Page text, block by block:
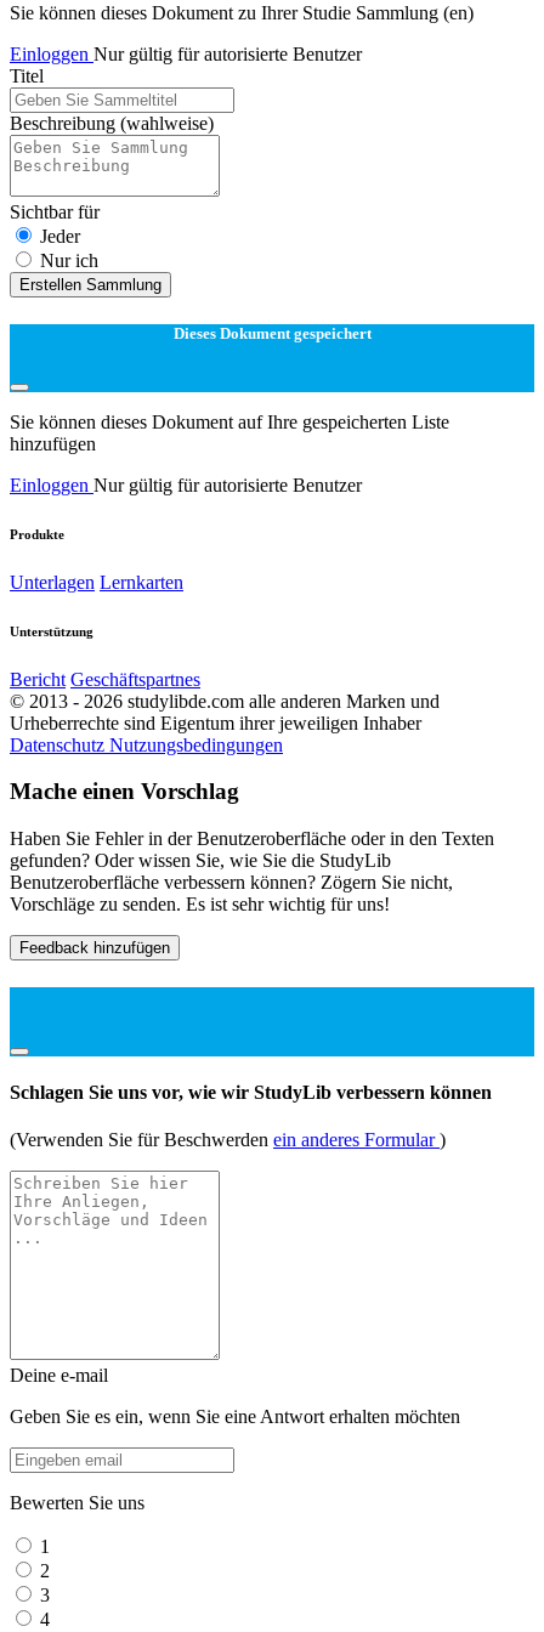
Sie können dieses Dokument zu Ihrer Studie Sammlung (en)
Einloggen Nur gültig für autorisierte Benutzer
Titel
Beschreibung (wahlweise)
Sichtbar für
Jeder
Nur ich
Erstellen Sammlung
Dieses Dokument gespeichert
Sie können dieses Dokument auf Ihre gespeicherten Liste
hinzufügen
Einloggen Nur gültig für autorisierte Benutzer
Produkte
Unterlagen Lernkarten
Unterstützung
Bericht Geschäftspartnes
© 2013 - 2026 studylibde.com alle anderen Marken und
Urheberrechte sind Eigentum ihrer jeweiligen Inhaber
Datenschutz Nutzungsbedingungen
Mache einen Vorschlag
Haben Sie Fehler in der Benutzeroberfläche oder in den Texten
gefunden? Oder wissen Sie, wie Sie die StudyLib
Benutzeroberfläche verbessern können? Zögern Sie nicht,
Vorschläge zu senden. Es ist sehr wichtig für uns!
Feedback hinzufügen
Schlagen Sie uns vor, wie wir StudyLib verbessern können
(Verwenden Sie für Beschwerden ein anderes Formular)
Deine e-mail
Geben Sie es ein, wenn Sie eine Antwort erhalten möchten
Bewerten Sie uns
1
2
3
4